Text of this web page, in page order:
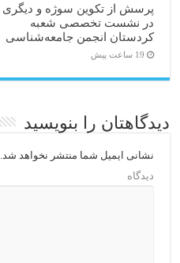
پرسش از تکوین سوژه و دیگری
در نشست تخصصی شعبه
کردستان انجمن جامعه‌شناسی
19 ساعت پیش
دیدگاهتان را بنویسید
نشانی ایمیل شما منتشر نخواهد شد.
دیدگاه